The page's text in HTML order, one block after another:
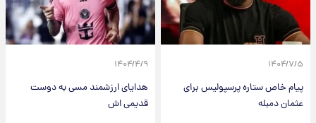
۱۴۰۴/۷/۵
پیام خاص ستاره پرسپولیس برای
عثمان دمبله
۱۴۰۴/۴/۹
هدایای ارزشمند مسی به دوست
قدیمی اش